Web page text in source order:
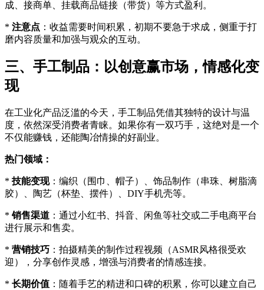
成、接商单、挂载商品链接（带货）等方式盈利。
* 注意点 ：收益需要时间积累，初期不要急于求成，侧重于打
磨内容质量和加强与观众的互动。
三、手工制品：以创意赢市场，情感化变
现
在工业化产品泛滥的今天，手工制品凭借其独特的设计与温
度，依然深受消费者青睐。如果你有一双巧手，这绝对是一个
不仅能赚钱，还能陶冶情操的好副业。
热门领域：
* 技能变现：编织（围巾、帽子）、饰品制作（串珠、树脂滴
胶）、陶艺（杯垫、摆件）、DIY手机壳等。
*销售渠道 ：通过小红书、抖音、闲鱼等社交或二手电商平台
进行展示和售卖。
* 营销技巧 ：拍摄精美的制作过程视频（ASMR风格很受欢
迎），分享创作灵感，增强与消费者的情感连接。
* 长期价值 ：随着手艺的精进和口碑的积累，你可以建立自己